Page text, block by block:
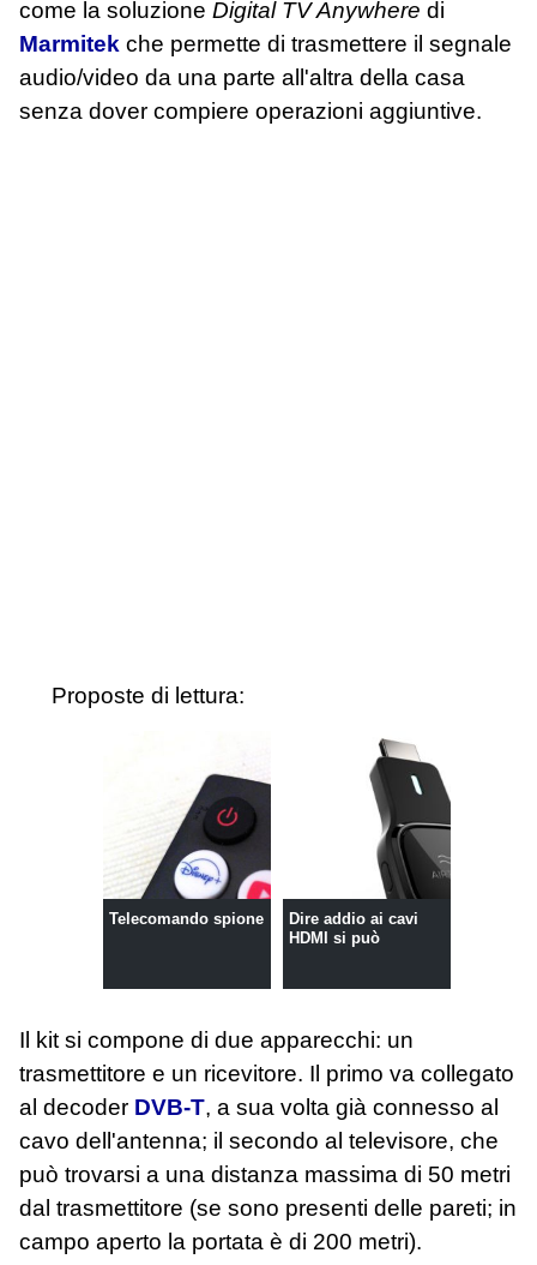
come la soluzione Digital TV Anywhere di
Marmitek che permette di trasmettere il segnale
audio/video da una parte all'altra della casa
senza dover compiere operazioni aggiuntive.
Proposte di lettura:
Telecomando spione
Dire addio ai cavi
HDMI si può
Il kit si compone di due apparecchi: un
trasmettitore e un ricevitore. Il primo va collegato
al decoder DVB-T, a sua volta già connesso al
cavo dell'antenna; il secondo al televisore, che
può trovarsi a una distanza massima di 50 metri
dal trasmettitore (se sono presenti delle pareti; in
campo aperto la portata è di 200 metri).